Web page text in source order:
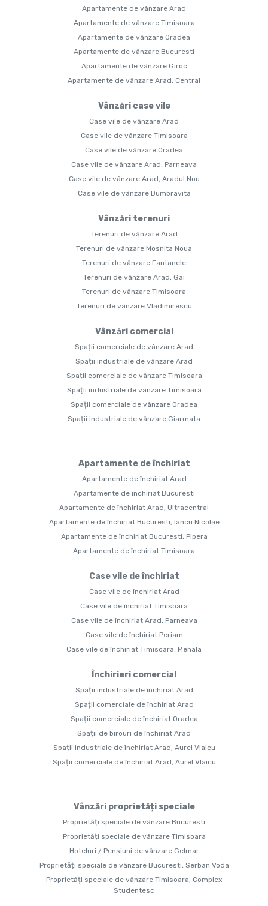
Apartamente de vânzare Arad
Apartamente de vânzare Timisoara
Apartamente de vânzare Oradea
Apartamente de vânzare Bucuresti
Apartamente de vânzare Giroc
Apartamente de vânzare Arad, Central
Vânzări case vile
Case vile de vânzare Arad
Case vile de vânzare Timisoara
Case vile de vânzare Oradea
Case vile de vânzare Arad, Parneava
Case vile de vânzare Arad, Aradul Nou
Case vile de vânzare Dumbravita
Vânzări terenuri
Terenuri de vânzare Arad
Terenuri de vânzare Mosnita Noua
Terenuri de vânzare Fantanele
Terenuri de vânzare Arad, Gai
Terenuri de vânzare Timisoara
Terenuri de vânzare Vladimirescu
Vânzări comercial
Spații comerciale de vânzare Arad
Spații industriale de vânzare Arad
Spații comerciale de vânzare Timisoara
Spații industriale de vânzare Timisoara
Spații comerciale de vânzare Oradea
Spații industriale de vânzare Giarmata
Apartamente de închiriat
Apartamente de închiriat Arad
Apartamente de închiriat Bucuresti
Apartamente de închiriat Arad, Ultracentral
Apartamente de închiriat Bucuresti, Iancu Nicolae
Apartamente de închiriat Bucuresti, Pipera
Apartamente de închiriat Timisoara
Case vile de închiriat
Case vile de închiriat Arad
Case vile de închiriat Timisoara
Case vile de închiriat Arad, Parneava
Case vile de închiriat Periam
Case vile de închiriat Timisoara, Mehala
Închirieri comercial
Spații industriale de închiriat Arad
Spații comerciale de închiriat Arad
Spații comerciale de închiriat Oradea
Spații de birouri de închiriat Arad
Spații industriale de închiriat Arad, Aurel Vlaicu
Spații comerciale de închiriat Arad, Aurel Vlaicu
Vânzări proprietăți speciale
Proprietăți speciale de vânzare Bucuresti
Proprietăți speciale de vânzare Timisoara
Hoteluri / Pensiuni de vânzare Gelmar
Proprietăți speciale de vânzare Bucuresti, Serban Voda
Proprietăți speciale de vânzare Timisoara, Complex
Studentesc